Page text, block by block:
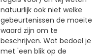
natuurlijk ook niet welke
gebeurtenissen de moeite
waard zijn om te
beschrijven. Wat bedoel je
met 'een blik op de